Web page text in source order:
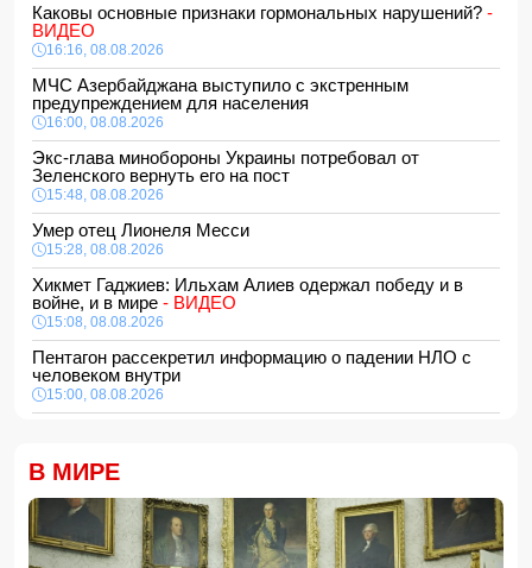
Каковы основные признаки гормональных нарушений? -
ВИДЕО
16:16, 08.08.2026
МЧС Азербайджана выступило с экстренным
предупреждением для населения
16:00, 08.08.2026
Экс-глава минобороны Украины потребовал от
Зеленского вернуть его на пост
15:48, 08.08.2026
Умер отец Лионеля Месси
15:28, 08.08.2026
Хикмет Гаджиев: Ильхам Алиев одержал победу и в
войне, и в мире - ВИДЕО
15:08, 08.08.2026
Пентагон рассекретил информацию о падении НЛО с
человеком внутри
15:00, 08.08.2026
14:48, 08.08.2026
Зеленский встретился с Вучичем
14:40, 08.08.2026
В Азербайджане ожидается жара до 41 градуса —
В МИРЕ